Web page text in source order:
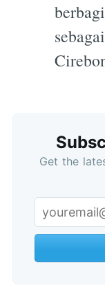
Get the